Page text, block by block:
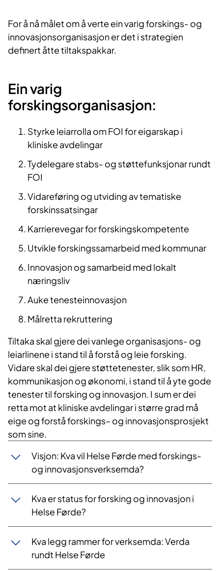
For å nå målet om å verte ein varig forskings- og
innovasjonsorganisasjon er det i strategien
definert åtte tiltakspakkar.
Ein varig
forskingsorganisasjon:
Styrke leiarrolla om FOI for eigarskap i
kliniske avdelingar
Tydelegare stabs- og støttefunksjonar rundt
FOI
Vidareføring og utviding av tematiske
forskinssatsingar
Karrierevegar for forskingskompetente
Utvikle forskingssamarbeid med kommunar
Innovasjon og samarbeid med lokalt
næringsliv
Auke tenesteinnovasjon
Målretta rekruttering
Tiltaka skal gjere dei vanlege organisasjons- og
leiarlinene i stand til å forstå og leie forsking.
Vidare skal dei gjere støttetenester, slik som HR,
kommunikasjon og økonomi, i stand til å yte gode
tenester til forsking og innovasjon. I sum er dei
retta mot at kliniske avdelingar i større grad må
eige og forstå forskings– og innovasjonsprosjekt
som sine.
Visjon: Kva vil Helse Førde med forskings-
og innovasjonsverksemda?
Kva er status for forsking og innovasjon i
Helse Førde?
Kva legg rammer for verksemda: Verda
rundt Helse Førde